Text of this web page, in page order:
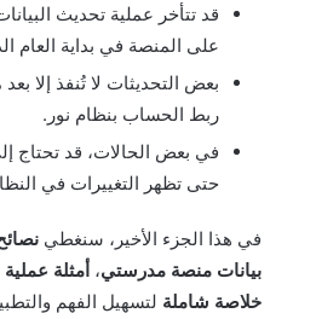
قد تتأخر عملية تحديث
على المنصة في بداية العام
بعض التحديثات لا تُنفذ إلا
ربط الحساب بنظام نور.
حتى تظهر التغييرات في
في هذا الجزء الأخير، سنغطي
بيانات منصة مدرستي، أمثلة
خلاصة شاملة لتسهيل الفهم